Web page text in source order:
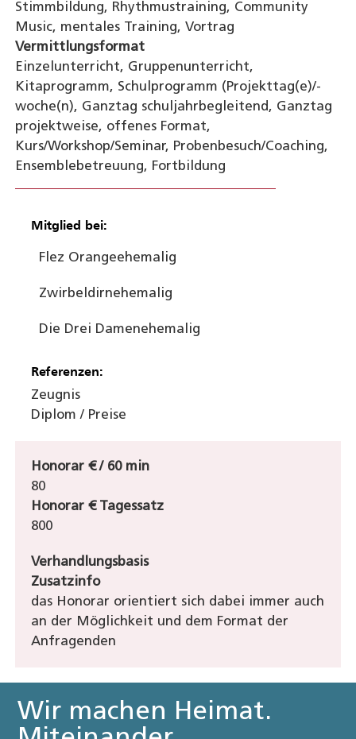
Stimmbildung, Rhythmustraining, Community
Music, mentales Training, Vortrag
Vermittlungsformat
Einzelunterricht, Gruppenunterricht,
Kitaprogramm, Schulprogramm (Projekttag(e)/-
woche(n), Ganztag schuljahrbegleitend, Ganztag
projektweise, offenes Format,
Kurs/Workshop/Seminar, Probenbesuch/Coaching,
Ensemblebetreuung, Fortbildung
Mitglied bei:
Flez Orangeehemalig
Zwirbeldirnehemalig
Die Drei Damenehemalig
Referenzen:
Zeugnis
Diplom / Preise
Honorar € / 60 min
80
Honorar € Tagessatz
800
Verhandlungsbasis
Zusatzinfo
das Honorar orientiert sich dabei immer auch
an der Möglichkeit und dem Format der
Anfragenden
Wir machen Heimat.